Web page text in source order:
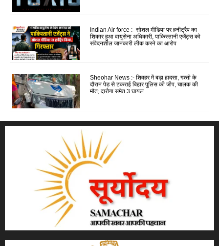
Indian Air force :- सोशल मीडिया पर हनीट्रैप का
शिकार हुआ वायुसेना अधिकारी, पाकिस्तानी एजेंट्स को
संवेदनशील जानकारी लीक करने का आरोप
Sheohar News :- शिवहर में बड़ा हादसा, गश्ती के
दौरान पेड़ से टकराई बिहार पुलिस की जीप, चालक की
मौत; दारोगा समेत 3 घायल